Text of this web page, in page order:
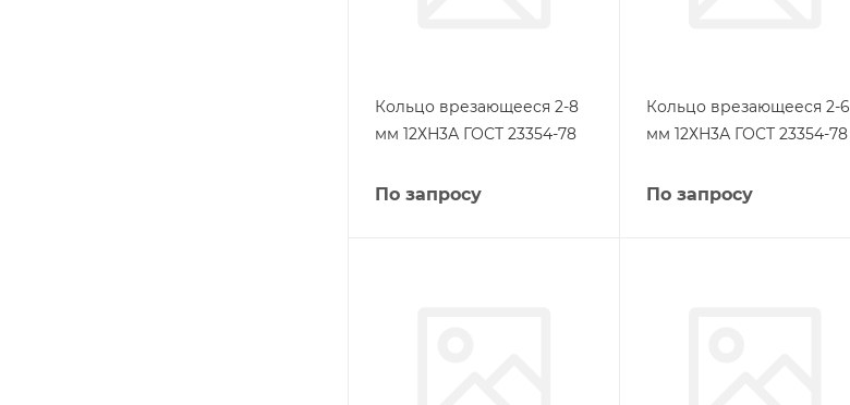
Кольцо врезающееся 2-8
мм 12ХН3А ГОСТ 23354-78
По запросу
Кольцо врезающееся 2-6
мм 12ХН3А ГОСТ 23354-78
По запросу